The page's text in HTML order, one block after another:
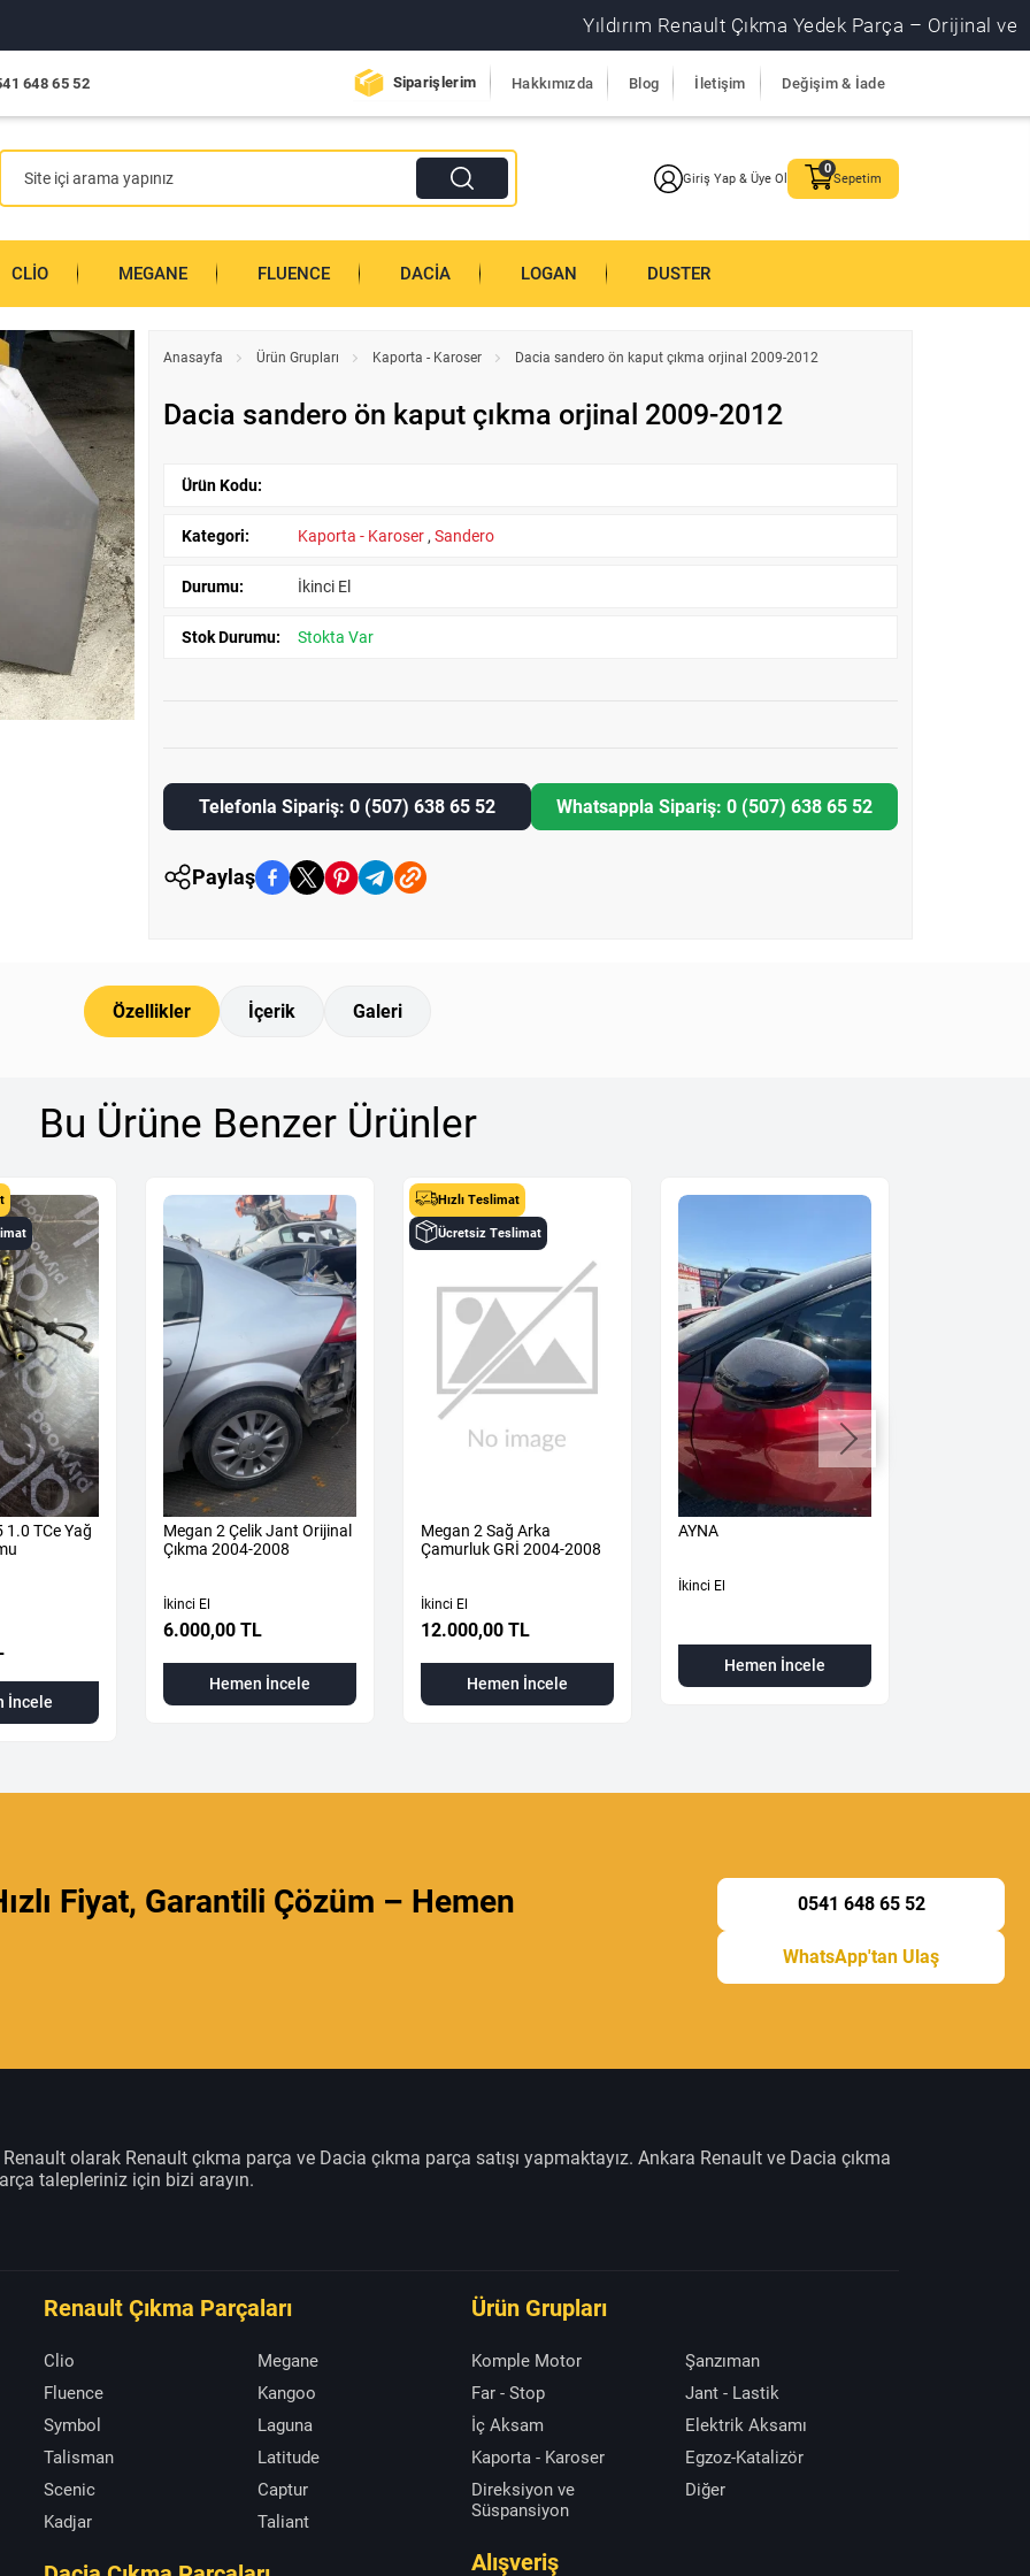
Yıldırım Renault Çıkma Yedek Parça – Orijinal ve
648 65 52 Siparişlerim Hakkımızda Blog İletişim Değişim & İade
Giriş Yap & Üye Ol Sepetim
CLIO MEGANE FLUENCE DACIA LOGAN DUSTER
Anasayfa Ürün Grupları Kaporta - Karoser Dacia sandero ön kaput çıkma orjinal 2009-2012
Dacia sandero ön kaput çıkma orjinal 2009-2012
Ürün Kodu:
Kategori: Kaporta - Karoser ,Sandero
Durumu: İkinci El
Stok Durumu: Stokta Var
Telefonla Sipariş: 0 (507) 638 65 52 Whatsappla Sipariş: 0 (507) 638 65 52
Paylaş
Özellikler İçerik Galeri
Bu Ürüne Benzer Ürünler
1.0 TCe Yağ
İncele
Megan 2 Çelik Jant Orijinal
Çıkma 2004-2008
İkinci El
6.000,00 TL
Hemen İncele
Hızlı Teslimat
Ücretsiz Teslimat
Megan 2 Sağ Arka
Çamurluk GRİ 2004-2008
İkinci El
12.000,00 TL
Hemen İncele
AYNA
İkinci El
Hemen İncele
Fiyat, Garantili Çözüm – Hemen
0541 648 65 52
WhatsApp'tan Ulaş
Renault olarak Renault çıkma parça ve Dacia çıkma parça satışı yapmaktayız. Ankara Renault ve Dacia çıkma
talepleriniz için bizi arayın.
Renault Çıkma Parçaları
Clio
Megane
Fluence
Kangoo
Symbol
Laguna
Talisman
Latitude
Scenic
Captur
Kadjar
Taliant
Ürün Grupları
Komple Motor
Şanzıman
Far - Stop
Jant - Lastik
İç Aksam
Elektrik Aksamı
Kaporta - Karoser
Egzoz-Katalizör
Direksiyon ve
Süspansiyon
Diğer
Alışveriş